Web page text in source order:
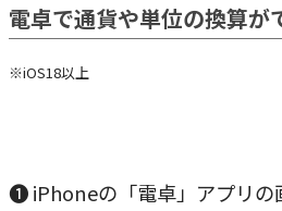
電卓で通貨や単位の換算が
※iOS18以上
❶ iPhoneの「電卓」アプリの